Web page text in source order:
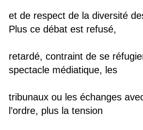
et de respect de la diversité
Plus ce débat est refusé,
retardé, contraint de se
spectacle médiatique, les
tribunaux ou les échanges
l’ordre, plus la tension